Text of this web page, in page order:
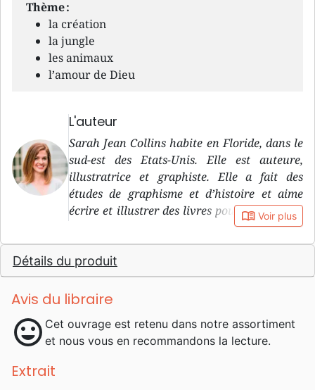
Thème :
la création
la jungle
les animaux
l’amour de Dieu
L'auteur
Sarah Jean Collins habite en Floride, dans le
sud-est des Etats-Unis. Elle est auteure,
illustratrice et graphiste. Elle a fait des
études de graphisme et d’histoire et aime
écrire et illustrer des livres pour enfants qui
plaisent aussi aux parents. Elle est mariée à
Tim depuis 2008 et ils ont deux enfants.
book_open Voir plus
Détails du produit
Avis du libraire
mood Cet ouvrage est retenu dans notre assortiment
et nous vous en recommandons la lecture.
Extrait